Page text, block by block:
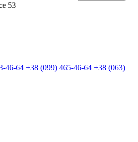
53
46-64 +38 (099) 465-46-64 +38 (063)